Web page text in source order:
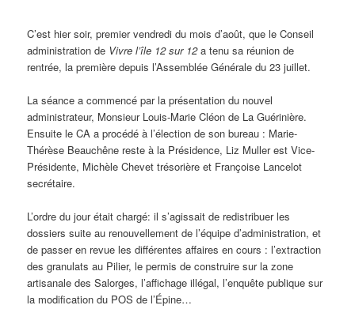
C’est hier soir, premier vendredi du mois d’août, que le Conseil
administration de Vivre l’île 12 sur 12a tenu sa réunion de
rentrée, la première depuis l’Assemblée Générale du 23 juillet.
La séance a commencé par la présentation du nouvel
administrateur, Monsieur Louis-Marie Cléon de La Guérinière.
Ensuite le CA a procédé à l’élection de son bureau : Marie-
Thérèse Beauchêne reste à la Présidence, Liz Muller est Vice-
Présidente, Michèle Chevet trésorière et Françoise Lancelot
secrétaire.
L’ordre du jour était chargé: il s’agissait de redistribuer les
dossiers suite au renouvellement de l’équipe d’administration, et
de passer en revue les différentes affaires en cours : l’extraction
des granulats au Pilier, le permis de construire sur la zone
artisanale des Salorges, l’affichage illégal, l’enquête publique sur
la modification du POS de l’Épine…